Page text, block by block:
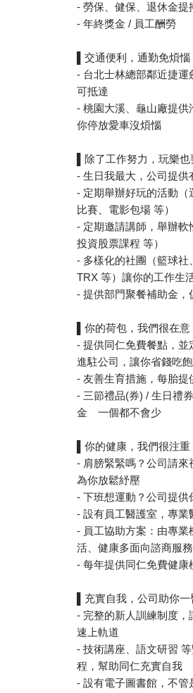
- 勞保、健保、退休金提
- 年終獎金 / 員工酬勞
▌交通便利，通勤免煩惱
- 台北士林總部鄰近捷運
可抵達
- 桃園大溪、龜山廠提供
你停放愛車沒煩惱
▌除了工作努力，玩樂也
- 生日我最大，公司提供
- 定期舉辦好玩的活動（
比賽、電影包場 等）
- 定期邀請講師，舉辦軟
投資股票課程 等）
- 多樣化的社團（籃球社
TRX 等）讓你的工作生
- 提供部門聚餐補助金，
▌你的荷包，我們很在意
- 提供同仁免費餐點，
進駐公司，讓你省錢吃
- 友善生育措施，每胎提
- 三節禮品(券) / 生日禮
金 一個都不會少
▌你的健康，我們很注重
- 肩膀緊緊嗎？公司請來
為你放鬆紓壓
- 下班想運動？公司提供
- 設有員工醫護室，專業
- 員工協助方案：由專業
活、健康多面向諮商服務
- 每年提供同仁免費健康
▌充實自我，公司助你一
- 完整的新人訓練制度
速上軌道
- 技術講座、語文研習
程，幫助同仁充實自我
- 設有電子圖書館，不管